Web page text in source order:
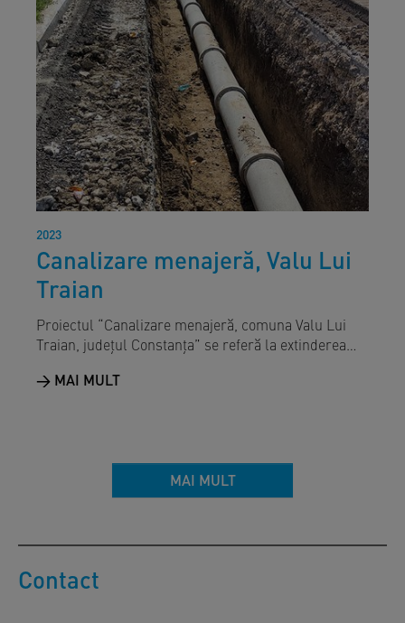
2023
Canalizare menajeră, Valu Lui
Traian
Proiectul “Canalizare menajeră, comuna Valu Lui
Traian, județul Constanța” se referă la extinderea…
MAI MULT
MAI MULT
Contact